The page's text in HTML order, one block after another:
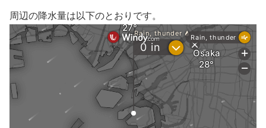
周辺の降水量は以下のとおりです。